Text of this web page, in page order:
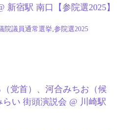
新宿駅 南口【参院選2025】
院議員通常選挙 参院選2025
党首）、河合みちお（候
い 街頭演説会 @ 川崎駅